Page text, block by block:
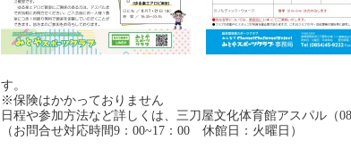
す。
※保険はかかっておりません
日程や参加方法など詳しくは、三刀屋文化体育館アスパル（
（お問合せ対応時間9：00~17：00 休館日：火曜日）